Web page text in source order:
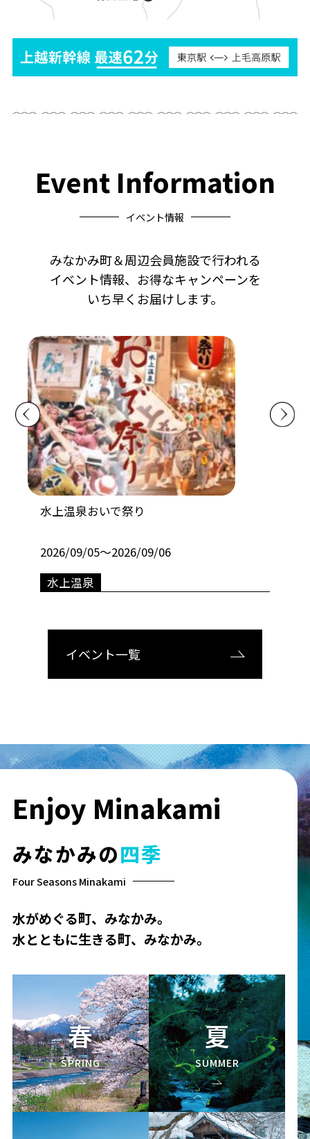
Event Information
イベント情報
みなかみ町＆周辺会員施設で行われる
イベント情報、お得なキャンペーンを
いち早くお届けします。
水上温泉おいで祭り
2026/09/05〜2026/09/06
水上温泉
イベント一覧
Enjoy Minakami
みなかみの四季
Four Seasons Minakami
水がめぐる町、みなかみ。
水とともに生きる町、みなかみ。
春
SPRING
夏
SUMMER